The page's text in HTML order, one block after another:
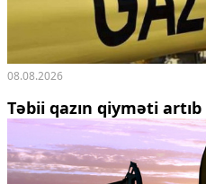
08.08.2026
Təbii qazın qiyməti artıb